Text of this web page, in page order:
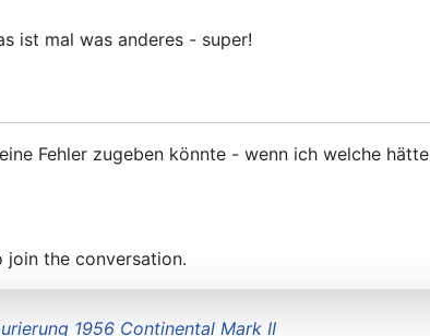
ist mal was anderes - super!
Fehler zugeben könnte - wenn ich welche hätte
join the conversation.
1956 Continental Mark II